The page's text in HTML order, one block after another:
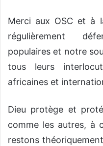
Merci aux OSC et à
régulièrement
populaires et notre
tous leurs
africaines et
Dieu protège et
comme les autres, à
restons